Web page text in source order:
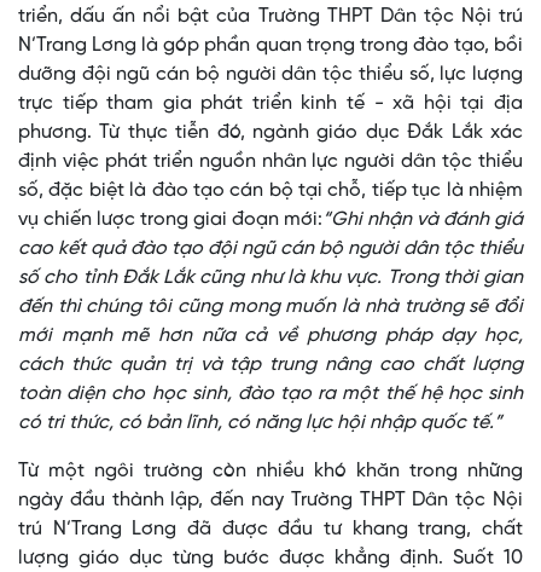
triển, dấu ấn nổi bật của Trường THPT Dân tộc Nội trú
N’Trang Lơng là góp phần quan trọng trong đào tạo, bồi
dưỡng đội ngũ cán bộ người dân tộc thiểu số, lực lượng
trực tiếp tham gia phát triển kinh tế - xã hội tại địa
phương. Từ thực tiễn đó, ngành giáo dục Đắk Lắk xác
định việc phát triển nguồn nhân lực người dân tộc thiểu
số, đặc biệt là đào tạo cán bộ tại chỗ, tiếp tục là nhiệm
vụ chiến lược trong giai đoạn mới: “Ghi nhận và đánh giá
cao kết quả đào tạo đội ngũ cán bộ người dân tộc thiểu
số cho tỉnh Đắk Lắk cũng như là khu vực. Trong thời gian
đến thì chúng tôi cũng mong muốn là nhà trường sẽ đổi
mới mạnh mẽ hơn nữa cả về phương pháp dạy học,
cách thức quản trị và tập trung nâng cao chất lượng
toàn diện cho học sinh, đào tạo ra một thế hệ học sinh
có tri thức, có bản lĩnh, có năng lực hội nhập quốc tế.”
Từ một ngôi trường còn nhiều khó khăn trong những
ngày đầu thành lập, đến nay Trường THPT Dân tộc Nội
trú N’Trang Lơng đã được đầu tư khang trang, chất
lượng giáo dục từng bước được khẳng định. Suốt 10